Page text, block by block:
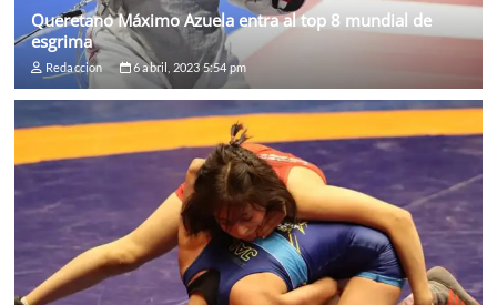
Queretano Máximo Azuela entra al top 8 mundial de
esgrima
Redaccion 6 abril, 2023 5:54 pm